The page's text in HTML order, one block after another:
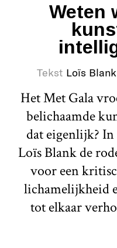
Weten
Tekst Loïs Blank
Het Met Gala
belichaamde
dat eigenlijk?
Loïs Blank de
voor een
lichamelijkheid
tot elkaar